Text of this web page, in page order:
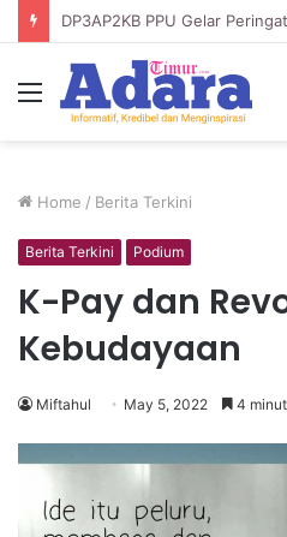
Menu
Home / Berita Terkini
Berita Terkini Podium
K-Pay dan
Kebudayaan
Miftahul May 5, 2022 4